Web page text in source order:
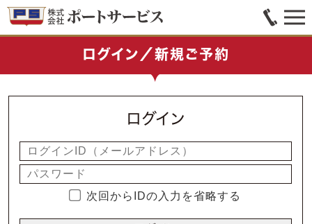
ログイン／新規ご予約
ログイン
次回からIDの入力を省略する